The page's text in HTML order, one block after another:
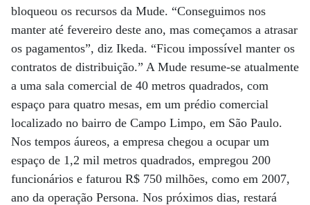
bloqueou os recursos da Mude. “Conseguimos nos
manter até fevereiro deste ano, mas começamos a atrasar
os pagamentos”, diz Ikeda. “Ficou impossível manter os
contratos de distribuição.” A Mude resume-se atualmente
a uma sala comercial de 40 metros quadrados, com
espaço para quatro mesas, em um prédio comercial
localizado no bairro de Campo Limpo, em São Paulo.
Nos tempos áureos, a empresa chegou a ocupar um
espaço de 1,2 mil metros quadrados, empregou 200
funcionários e faturou R$ 750 milhões, como em 2007,
ano da operação Persona. Nos próximos dias, restará